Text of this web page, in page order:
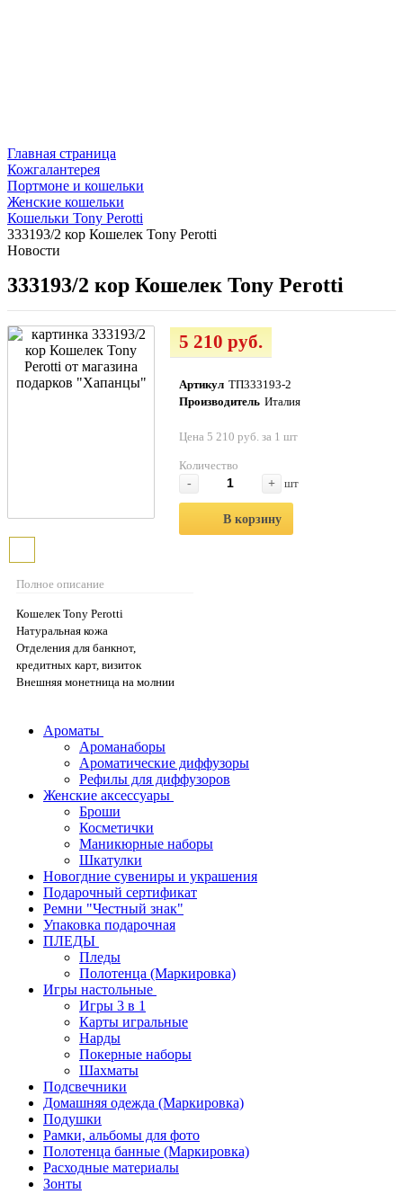
Главная страница
Кожгалантерея
Портмоне и кошельки
Женские кошельки
Кошельки Tony Perotti
333193/2 кор Кошелек Tony Perotti
Новости
333193/2 кор Кошелек Tony Perotti
5 210 руб.
Артикул ТП333193-2
Производитель Италия
Цена 5 210 руб. за 1 шт
Количество
-
+ шт
В корзину
Полное описание
Кошелек Tony Perotti
Натуральная кожа
Отделения для банкнот,
кредитных карт, визиток
Внешняя монетница на молнии
Ароматы
Ароманаборы
Ароматические диффузоры
Рефилы для диффузоров
Женские аксессуары
Броши
Косметички
Маникюрные наборы
Шкатулки
Новогдние сувениры и украшения
Подарочный сертификат
Ремни "Честный знак"
Упаковка подарочная
ПЛЕДЫ
Пледы
Полотенца (Маркировка)
Игры настольные
Игры 3 в 1
Карты игральные
Нарды
Покерные наборы
Шахматы
Подсвечники
Домашняя одежда (Маркировка)
Подушки
Рамки, альбомы для фото
Полотенца банные (Маркировка)
Расходные материалы
Зонты